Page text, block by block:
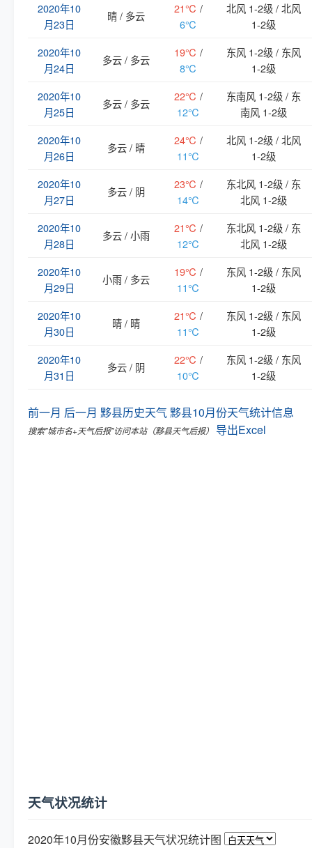
2020年10
月23日
晴 / 多云
21℃ /
6℃
北风 1-2级 / 北风
1-2级
2020年10
月24日
多云 / 多云
19℃ /
8℃
东风 1-2级 / 东风
1-2级
2020年10
月25日
多云 / 多云
22℃ /
12℃
东南风 1-2级 / 东
南风 1-2级
2020年10
月26日
多云 / 晴
24℃ /
11℃
北风 1-2级 / 北风
1-2级
2020年10
月27日
多云 / 阴
23℃ /
14℃
东北风 1-2级 / 东
北风 1-2级
2020年10
月28日
多云 / 小雨
21℃ /
12℃
东北风 1-2级 / 东
北风 1-2级
2020年10
月29日
小雨 / 多云
19℃ /
11℃
东风 1-2级 / 东风
1-2级
2020年10
月30日
晴 / 晴
21℃ /
11℃
东风 1-2级 / 东风
1-2级
2020年10
月31日
多云 / 阴
22℃ /
10℃
东风 1-2级 / 东风
1-2级
前一月 后一月 黟县历史天气 黟县10月份天气统计信息
搜索"城市名+天气后报"访问本站（黟县天气后报） 导出Excel
天气状况统计
2020年10月份安徽黟县天气状况统计图